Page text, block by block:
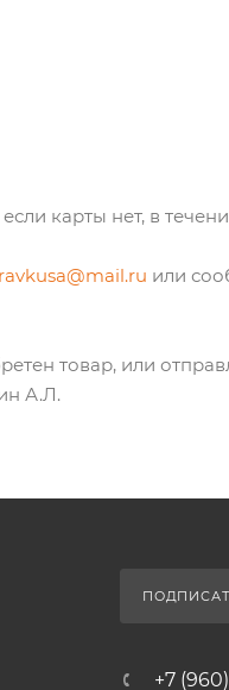
карты нет, в
или
товар, или
А.Л.
+7